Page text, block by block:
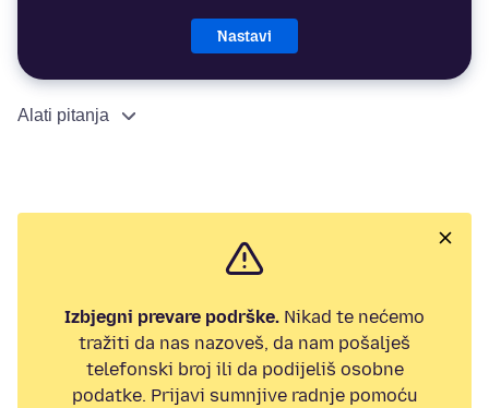
Nastavi
Alati pitanja
Izbjegni prevare podrške. Nikad te nećemo
tražiti da nas nazoveš, da nam pošalješ
telefonski broj ili da podijeliš osobne
podatke. Prijavi sumnjive radnje pomoću